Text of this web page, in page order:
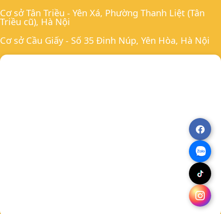
Cơ sở Tân Triều - Yên Xá, Phường Thanh Liệt (Tân
Triều cũ), Hà Nội
Cơ sở Cầu Giấy - Số 35 Đinh Núp, Yên Hòa, Hà Nội